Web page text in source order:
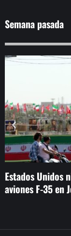
Semana pasada
Estados Unidos
aviones F-35 en